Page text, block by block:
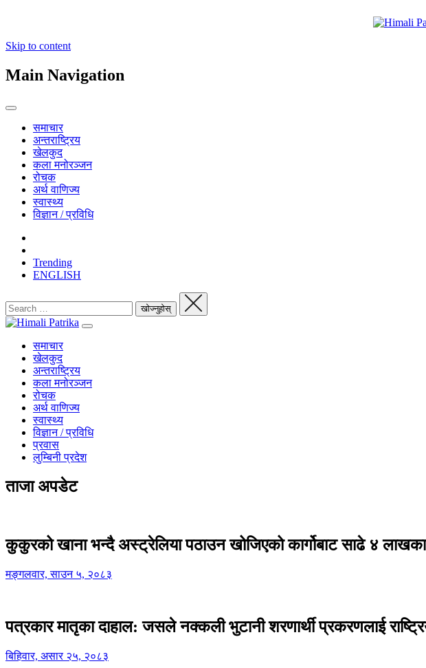
Skip to content
Main Navigation
समाचार
अन्तराष्ट्रिय
खेलकुद
कला मनोरञ्जन
रोचक
अर्थ वाणिज्य
स्वास्थ्य
विज्ञान / प्रविधि
Trending
ENGLISH
समाचार
खेलकुद
अन्तराष्ट्रिय
कला मनोरञ्जन
रोचक
अर्थ वाणिज्य
स्वास्थ्य
विज्ञान / प्रविधि
प्रवास
लुम्बिनी प्रदेश
ताजा अपडेट
कुकुरको खाना भन्दै अस्ट्रेलिया पठाउन खोजिएको कार्गोबाट साढे ४
मङ्गलवार, साउन ५, २०८३
पत्रकार मातृका दाहाल: जसले नक्कली भुटानी शरणार्थी प्रकरणलाई
बिहिवार, असार २५, २०८३